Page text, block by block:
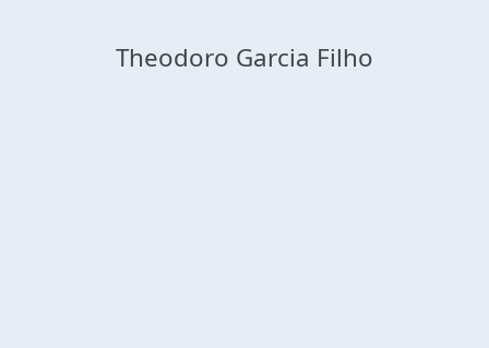
Theodoro Garcia Filho